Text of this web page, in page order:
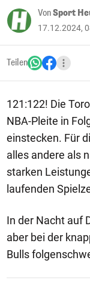
VonSport
17.12.2024,
Teilen
121:122! Die
NBA-Pleite in
einstecken. Für
alles andere als
starken
laufenden
In der Nacht auf
aber bei der
Bulls